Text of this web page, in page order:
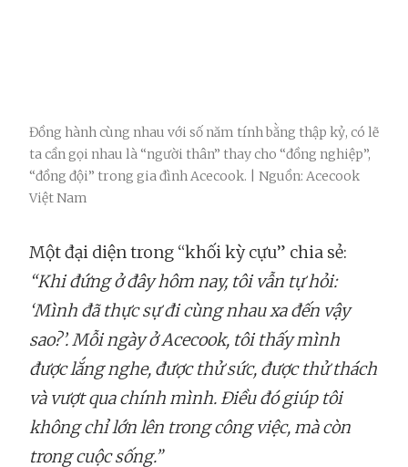
Đồng hành cùng nhau với số năm tính bằng thập kỷ, có lẽ
ta cần gọi nhau là “người thân” thay cho “đồng nghiệp”,
“đồng đội” trong gia đình Acecook. | Nguồn: Acecook
Việt Nam
Một đại diện trong “khối kỳ cựu” chia sẻ:
“Khi đứng ở đây hôm nay, tôi vẫn tự hỏi:
‘Mình đã thực sự đi cùng nhau xa đến vậy
sao?’. Mỗi ngày ở Acecook, tôi thấy mình
được lắng nghe, được thử sức, được thử thách
và vượt qua chính mình. Điều đó giúp tôi
không chỉ lớn lên trong công việc, mà còn
trong cuộc sống.”